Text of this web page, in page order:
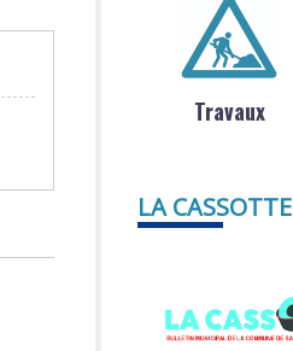
Travaux
LA CASSOTTE